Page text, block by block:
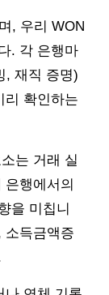
, 우리 WON
. 각 은행마
, 재직 증명)
리 확인하는
는 거래 실
행에서의
을 미칩니
소득금액증